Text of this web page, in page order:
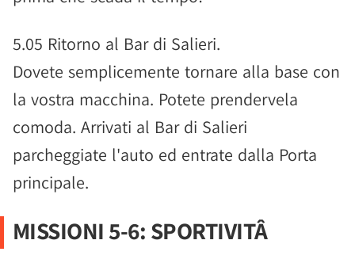
5.05 Ritorno al Bar di Salieri.
Dovete semplicemente tornare alla base con
la vostra macchina. Potete prendervela
comoda. Arrivati al Bar di Salieri
parcheggiate l'auto ed entrate dalla Porta
principale.
MISSIONI 5-6: SPORTIVITÂ